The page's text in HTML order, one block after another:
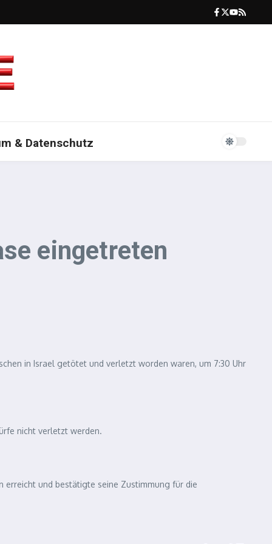
& Datenschutz
eingetreten
in Israel getötet und verletzt worden waren, um 7:30 Uhr
nicht verletzt werden.
erreicht und bestätigte seine Zustimmung für die